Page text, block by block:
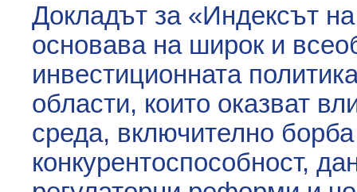
Докладът за «Индексът
основава на широк и
инвестиционната
области, които оказват
среда, включително
конкурентоспособност,